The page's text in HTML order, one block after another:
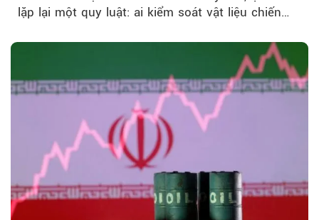
lặp lại một quy luật: ai kiểm soát vật liệu chiến